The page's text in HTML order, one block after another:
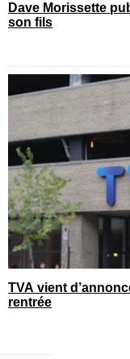
Dave Morissette
son fils
TVA vient
rentrée